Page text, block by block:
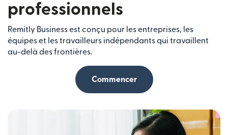
professionnels
Remitly Business est conçu pour les entreprises, les
équipes et les travailleurs indépendants qui travaillent
au-delà des frontières.
Commencer